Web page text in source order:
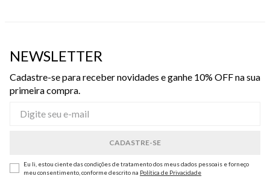
NEWSLETTER
Cadastre-se para receber novidades e ganhe 10% OFF na sua
primeira compra.
Eu li, estou ciente das condições de tratamento dos meus dados pessoais e forneço
meu consentimento, conforme descrito na Política de Privacidade